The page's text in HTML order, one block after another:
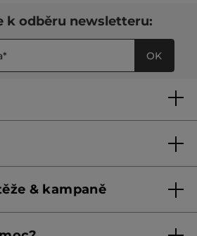
k odběru newsletteru:
OK
od 1. 6. 2026
& kampaně